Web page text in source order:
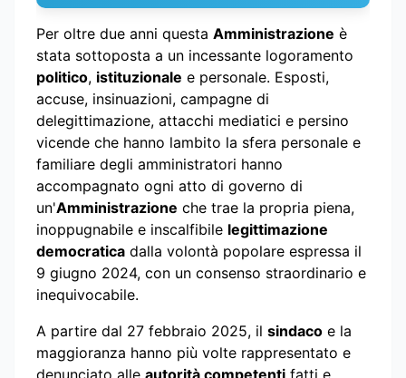
Per oltre due anni questa Amministrazione è
stata sottoposta a un incessante logoramento
politico, istituzionale e personale. Esposti,
accuse, insinuazioni, campagne di
delegittimazione, attacchi mediatici e persino
vicende che hanno lambito la sfera personale e
familiare degli amministratori hanno
accompagnato ogni atto di governo di
un'Amministrazione che trae la propria piena,
inoppugnabile e inscalfibile legittimazione
democratica dalla volontà popolare espressa il
9 giugno 2024, con un consenso straordinario e
inequivocabile.
A partire dal 27 febbraio 2025, il sindaco e la
maggioranza hanno più volte rappresentato e
denunciato alle autorità competenti fatti e